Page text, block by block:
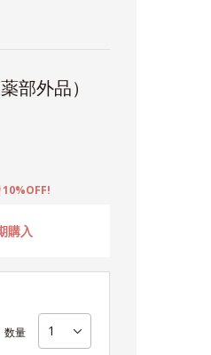
部外品）
購入
10%OFF!
数量